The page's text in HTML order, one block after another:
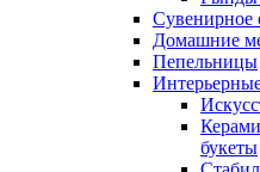
Сувенирное
Домашние
Пепельницы
букеты